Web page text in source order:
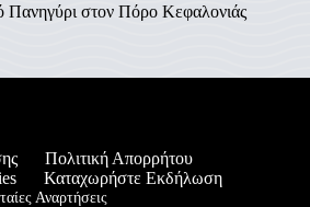
Πανηγύρι στον Πόρο Κεφαλονιάς
Πολιτική Απορρήτου
Καταχωρήστε Εκδήλωση
Αναρτήσεις